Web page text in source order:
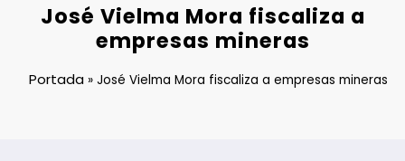
José Vielma Mora fiscaliza a
empresas mineras
Portada »José Vielma Mora fiscaliza a empresas mineras